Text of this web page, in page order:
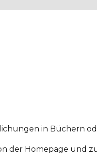
in Büchern
der Homepage und